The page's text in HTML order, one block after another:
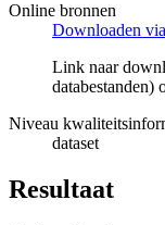
Online bronnen
Downloaden
Link naar
databestanden)
Niveau
dataset
Resultaat